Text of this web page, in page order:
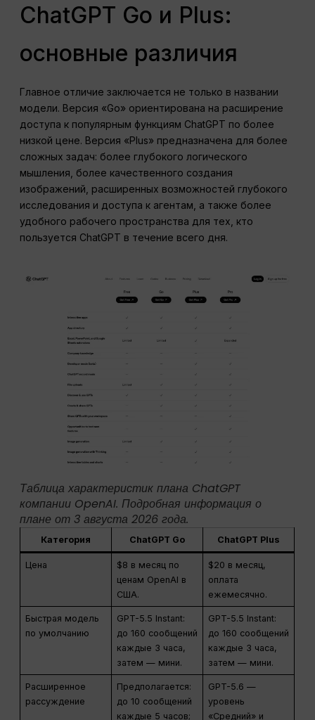
ChatGPT Go и Plus:
основные различия
Главное отличие заключается не только в названии
модели. Версия «Go» ориентирована на расширение
доступа к популярным функциям ChatGPT по более
низкой цене. Версия «Plus» предназначена для более
сложных задач: более глубокого логического
мышления, более качественного создания
изображений, расширенных возможностей глубокого
исследования и доступа к агентам, а также более
удобного рабочего пространства для тех, кто
пользуется ChatGPT в течение всего дня.
Таблица характеристик плана ChatGPT
компании OpenAI. Подробная информация о
плане от 3 августа 2026 года.
Категория ChatGPT Go ChatGPT Plus
Цена
$8 в месяц по
ценам OpenAI в
США.
$20 в месяц,
оплата
ежемесячно.
Быстрая модель
по умолчанию
GPT-5.5 Instant:
до 160 сообщений
каждые 3 часа,
затем — мини.
GPT-5.5 Instant:
до 160 сообщений
каждые 3 часа,
затем — мини.
Расширенное
рассуждение
Предполагается:
до 10 сообщений
каждые 5 часов;
GPT-5.6 —
уровень
«Средний» и